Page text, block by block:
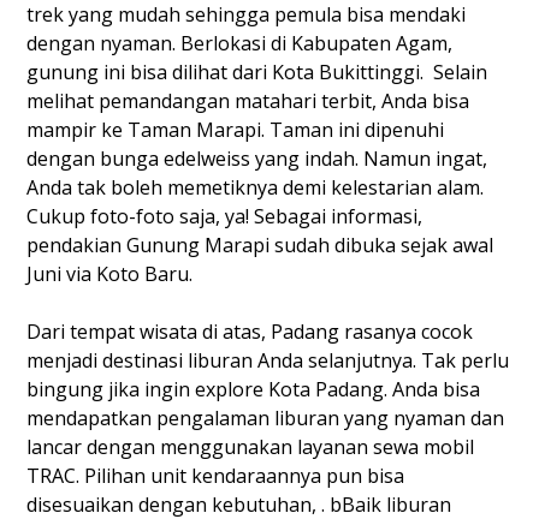
trek yang mudah sehingga pemula bisa mendaki
dengan nyaman. Berlokasi di Kabupaten Agam,
gunung ini bisa dilihat dari Kota Bukittinggi. Selain
melihat pemandangan matahari terbit, Anda bisa
mampir ke Taman Marapi. Taman ini dipenuhi
dengan bunga edelweiss yang indah. Namun ingat,
Anda tak boleh memetiknya demi kelestarian alam.
Cukup foto-foto saja, ya! Sebagai informasi,
pendakian Gunung Marapi sudah dibuka sejak awal
Juni via Koto Baru.
Dari tempat wisata di atas, Padang rasanya cocok
menjadi destinasi liburan Anda selanjutnya. Tak perlu
bingung jika ingin explore Kota Padang. Anda bisa
mendapatkan pengalaman liburan yang nyaman dan
lancar dengan menggunakan layanan sewa mobil
TRAC. Pilihan unit kendaraannya pun bisa
disesuaikan dengan kebutuhan, . bBaik liburan